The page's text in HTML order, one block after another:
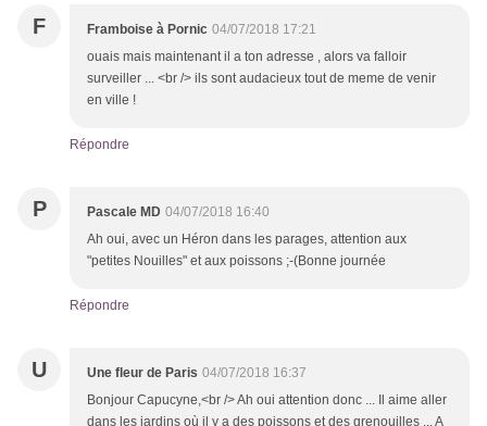
F Framboise à Pornic 04/07/2018 17:21
ouais mais maintenant il a ton adresse , alors va falloir
surveiller ... <br /> ils sont audacieux tout de meme de venir
en ville !
Répondre
P Pascale MD 04/07/2018 16:40
Ah oui, avec un Héron dans les parages, attention aux
"petites Nouilles" et aux poissons ;-(Bonne journée
Répondre
U Une fleur de Paris 04/07/2018 16:37
Bonjour Capucyne,<br /> Ah oui attention donc ... Il aime aller
dans les jardins où il y a des poissons et des grenouilles ... A